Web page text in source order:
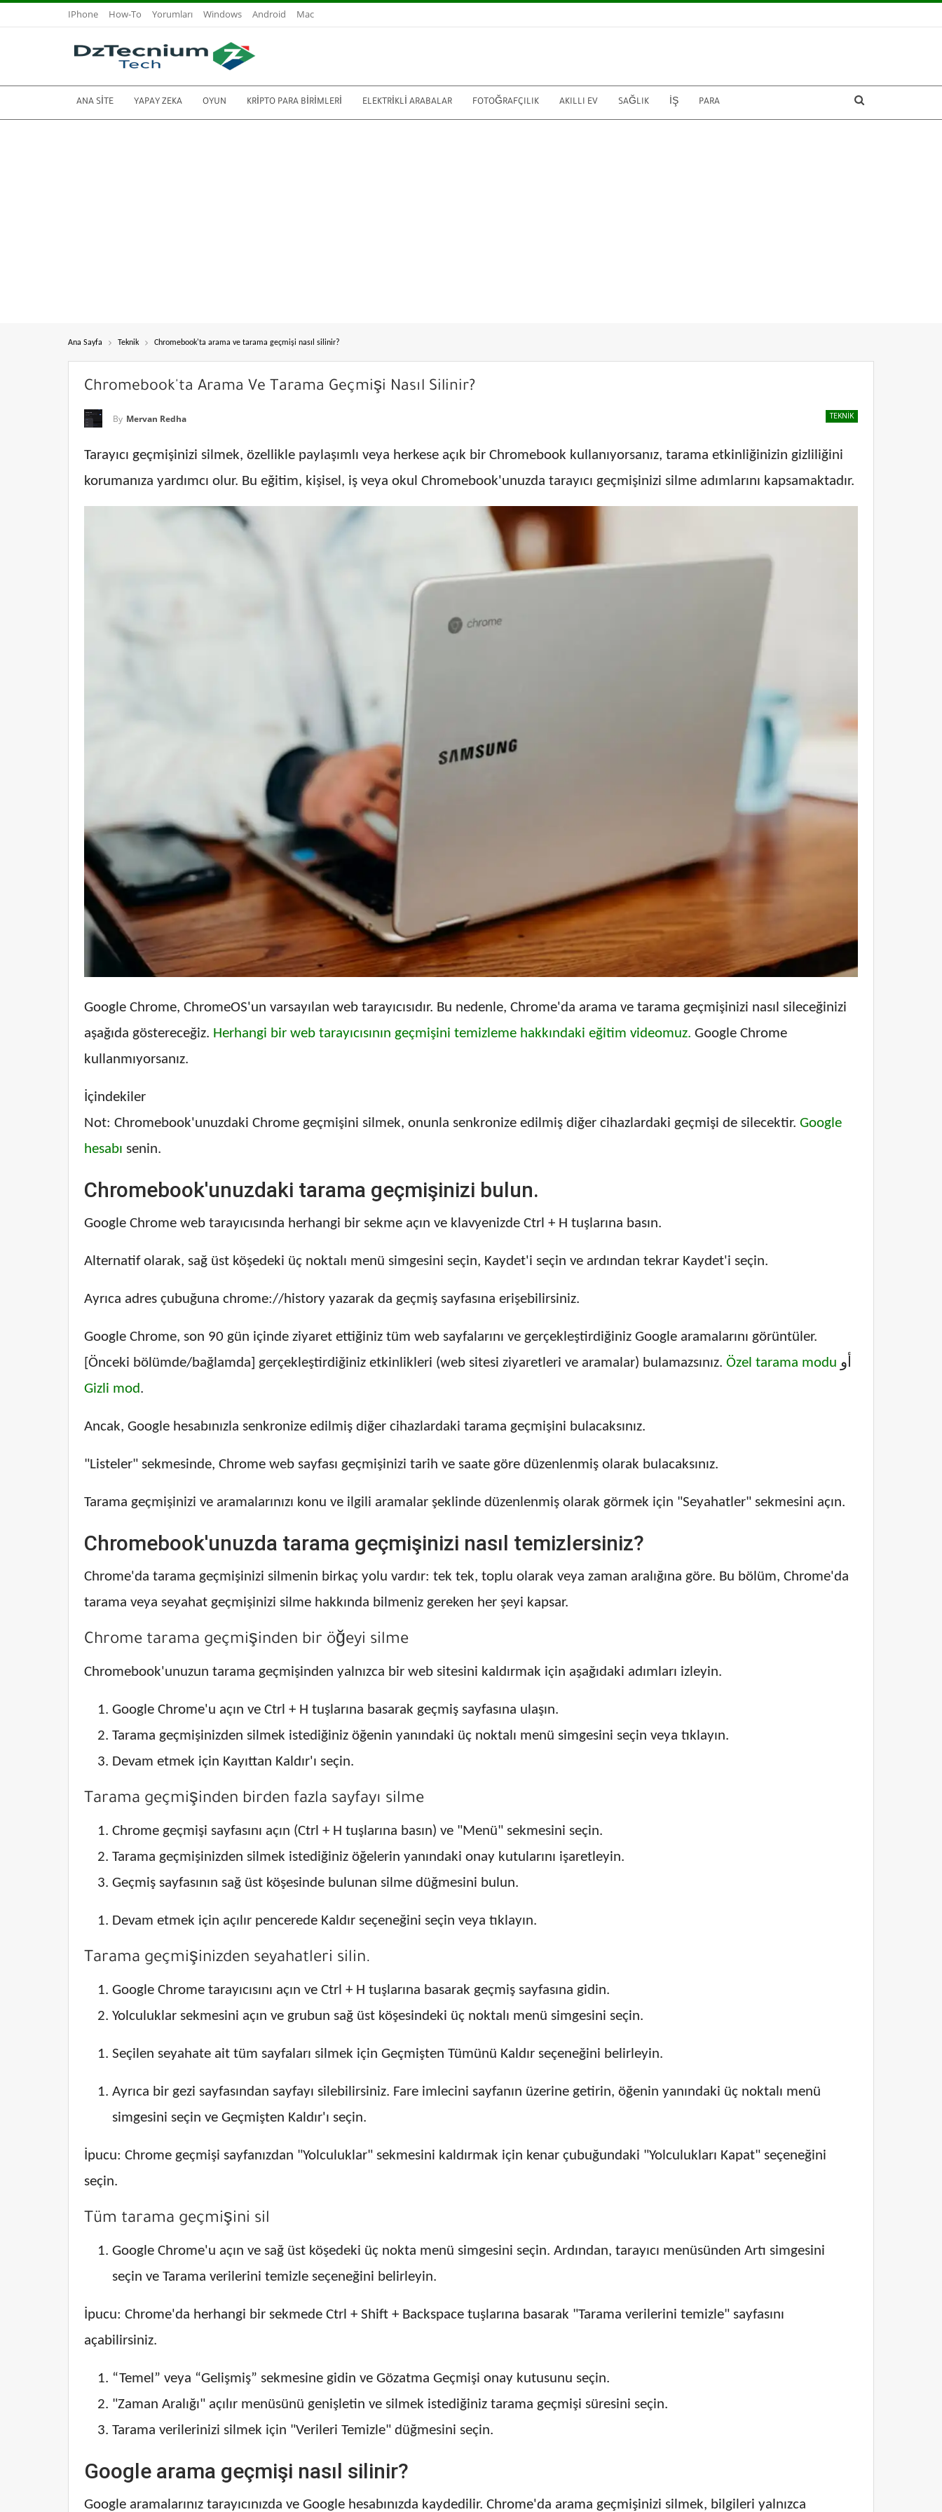
IPhone How-To Yorumları Windows Android Mac
ANA SITE YAPAY ZEKA OYUN KRIPTO PARA BIRIMLERI ELEKTRIKLI ARABALAR FOTOĞRAFÇILIK AKILLI EV SAĞLIK İŞ PARA
Ana Sayfa Teknik Chromebook'ta arama ve tarama geçmişi nasıl silinir?
Chromebook'ta Arama Ve Tarama Geçmişi Nasıl Silinir?
TEKNIK
By Mervan Redha
Tarayıcı geçmişinizi silmek, özellikle paylaşımlı veya herkese açık bir Chromebook kullanıyorsanız, tarama etkinliğinizin gizliliğini
korumanıza yardımcı olur. Bu eğitim, kişisel, iş veya okul Chromebook'unuzda tarayıcı geçmişinizi silme adımlarını kapsamaktadır.
Google Chrome, ChromeOS'un varsayılan web tarayıcısıdır. Bu nedenle, Chrome'da arama ve tarama geçmişinizi nasıl sileceğinizi
aşağıda göstereceğiz. Herhangi bir web tarayıcısının geçmişini temizleme hakkındaki eğitim videomuz. Google Chrome
kullanmıyorsanız.
İçindekiler
Not: Chromebook'unuzdaki Chrome geçmişini silmek, onunla senkronize edilmiş diğer cihazlardaki geçmişi de silecektir. Google
hesabı senin.
Chromebook'unuzdaki tarama geçmişinizi bulun.
Google Chrome web tarayıcısında herhangi bir sekme açın ve klavyenizde Ctrl + H tuşlarına basın.
Alternatif olarak, sağ üst köşedeki üç noktalı menü simgesini seçin, Kaydet'i seçin ve ardından tekrar Kaydet'i seçin.
Ayrıca adres çubuğuna chrome://history yazarak da geçmiş sayfasına erişebilirsiniz.
Google Chrome, son 90 gün içinde ziyaret ettiğiniz tüm web sayfalarını ve gerçekleştirdiğiniz Google aramalarını görüntüler.
[Önceki bölümde/bağlamda] gerçekleştirdiğiniz etkinlikleri (web sitesi ziyaretleri ve aramalar) bulamazsınız. Özel tarama modu أو
Gizli mod.
Ancak, Google hesabınızla senkronize edilmiş diğer cihazlardaki tarama geçmişini bulacaksınız.
"Listeler" sekmesinde, Chrome web sayfası geçmişinizi tarih ve saate göre düzenlenmiş olarak bulacaksınız.
Tarama geçmişinizi ve aramalarınızı konu ve ilgili aramalar şeklinde düzenlenmiş olarak görmek için "Seyahatler" sekmesini açın.
Chromebook'unuzda tarama geçmişinizi nasıl temizlersiniz?
Chrome'da tarama geçmişinizi silmenin birkaç yolu vardır: tek tek, toplu olarak veya zaman aralığına göre. Bu bölüm, Chrome'da
tarama veya seyahat geçmişinizi silme hakkında bilmeniz gereken her şeyi kapsar.
Chrome tarama geçmişinden bir öğeyi silme
Chromebook'unuzun tarama geçmişinden yalnızca bir web sitesini kaldırmak için aşağıdaki adımları izleyin.
Google Chrome'u açın ve Ctrl + H tuşlarına basarak geçmiş sayfasına ulaşın.
Tarama geçmişinizden silmek istediğiniz öğenin yanındaki üç noktalı menü simgesini seçin veya tıklayın.
Devam etmek için Kayıttan Kaldır'ı seçin.
Tarama geçmişinden birden fazla sayfayı silme
Chrome geçmişi sayfasını açın (Ctrl + H tuşlarına basın) ve "Menü" sekmesini seçin.
Tarama geçmişinizden silmek istediğiniz öğelerin yanındaki onay kutularını işaretleyin.
Geçmiş sayfasının sağ üst köşesinde bulunan silme düğmesini bulun.
Devam etmek için açılır pencerede Kaldır seçeneğini seçin veya tıklayın.
Tarama geçmişinizden seyahatleri silin.
Google Chrome tarayıcısını açın ve Ctrl + H tuşlarına basarak geçmiş sayfasına gidin.
Yolculuklar sekmesini açın ve grubun sağ üst köşesindeki üç noktalı menü simgesini seçin.
Seçilen seyahate ait tüm sayfaları silmek için Geçmişten Tümünü Kaldır seçeneğini belirleyin.
Ayrıca bir gezi sayfasından sayfayı silebilirsiniz. Fare imlecini sayfanın üzerine getirin, öğenin yanındaki üç noktalı menü
simgesini seçin ve Geçmişten Kaldır'ı seçin.
İpucu: Chrome geçmişi sayfanızdan "Yolculuklar" sekmesini kaldırmak için kenar çubuğundaki "Yolculukları Kapat" seçeneğini
seçin.
Tüm tarama geçmişini sil
Google Chrome'u açın ve sağ üst köşedeki üç nokta menü simgesini seçin. Ardından, tarayıcı menüsünden Artı simgesini
seçin ve Tarama verilerini temizle seçeneğini belirleyin.
İpucu: Chrome'da herhangi bir sekmede Ctrl + Shift + Backspace tuşlarına basarak "Tarama verilerini temizle" sayfasını
açabilirsiniz.
“Temel” veya “Gelişmiş” sekmesine gidin ve Gözatma Geçmişi onay kutusunu seçin.
"Zaman Aralığı" açılır menüsünü genişletin ve silmek istediğiniz tarama geçmişi süresini seçin.
Tarama verilerinizi silmek için "Verileri Temizle" düğmesini seçin.
Google arama geçmişi nasıl silinir?
Google aramalarınız tarayıcınızda ve Google hesabınızda kaydedilir. Chrome'da arama geçmişinizi silmek, bilgileri yalnızca